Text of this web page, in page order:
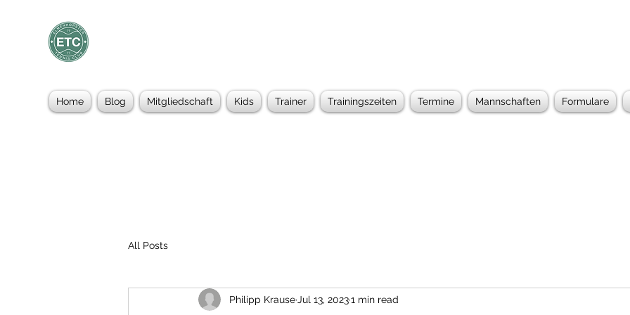
Home Blog Mitgliedschaft Kids Trainer Trainingszeiten Termine Mannschaften Formulare
All Posts
Philipp Krause Jul 13, 20231 min read